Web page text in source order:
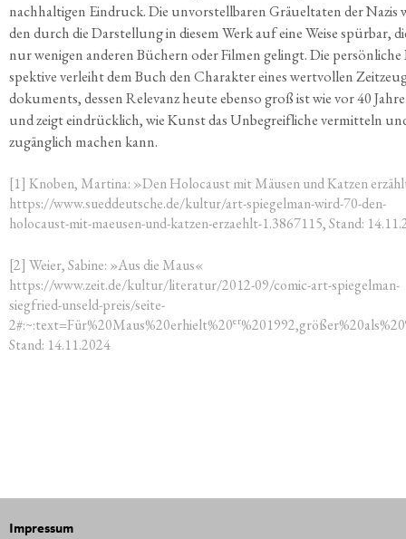
nach­hal­ti­gen Ein­druck. Die unvor­stell­ba­ren Gräu­el­ta­ten der Nazis
den durch die Dar­stel­lung in die­sem Werk auf eine Wei­se spür­bar,
nur weni­gen ande­ren Büchern oder Fil­men gelingt. Die
spek­ti­ve ver­leiht dem Buch den Cha­rak­ter eines wert­vol­len
do­ku­ments, des­sen Rele­vanz heu­te eben­so groß ist wie vor 40
und zeigt ein­drück­lich, wie Kunst das Unbe­greif­li­che ver­mit­teln
zugäng­lich machen kann.
[1] Kno­ben, Mar­ti­na: »Den Holo­caust mit Mäu­sen und Kat­zen
https://www.sueddeutsche.de/kultur/art-spiegelman-wird-70-den-
holocaust-mit-maeusen-und-katzen-erzaehlt-1.3867115, Stand:
[2] Wei­er, Sabi­ne: »Aus die Maus«
https://www.zeit.de/kultur/literatur/2012-09/comic-art-spiegelman-
siegfried-unseld-preis/seite-
2#:~:text=Für%20Maus%20erhielt%20er%201992,größer%20als%20
Stand: 14.11.2024
Impressum